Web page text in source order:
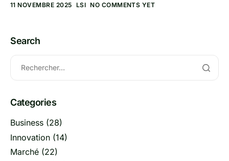
11 NOVEMBRE 2025 LSI NO COMMENTS YET
Search
Categories
Business (28)
Innovation (14)
Marché (22)